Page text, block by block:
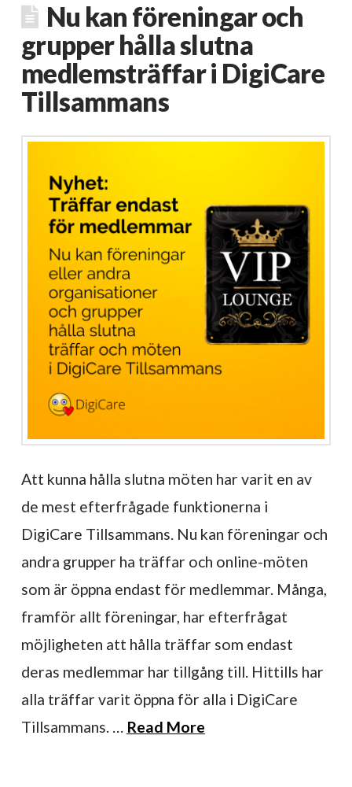
Nu kan föreningar och
grupper hålla slutna
medlemsträffar i DigiCare
Tillsammans
Att kunna hålla slutna möten har varit en av
de mest efterfrågade funktionerna i
DigiCare Tillsammans. Nu kan föreningar och
andra grupper ha träffar och online-möten
som är öppna endast för medlemmar. Många,
framför allt föreningar, har efterfrågat
möjligheten att hålla träffar som endast
deras medlemmar har tillgång till. Hittills har
alla träffar varit öppna för alla i DigiCare
Tillsammans. … Read More